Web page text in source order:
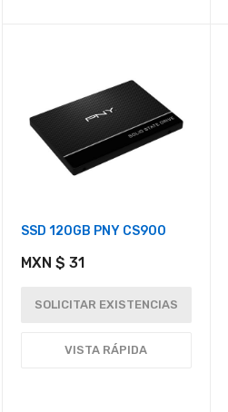
SSD 120GB PNY CS900
MXN $ 31
SOLICITAR EXISTENCIAS
VISTA RÁPIDA